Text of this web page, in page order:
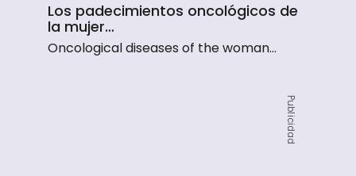
Los padecimientos oncológicos de
la mujer…
Oncological diseases of the woman...
Publicidad